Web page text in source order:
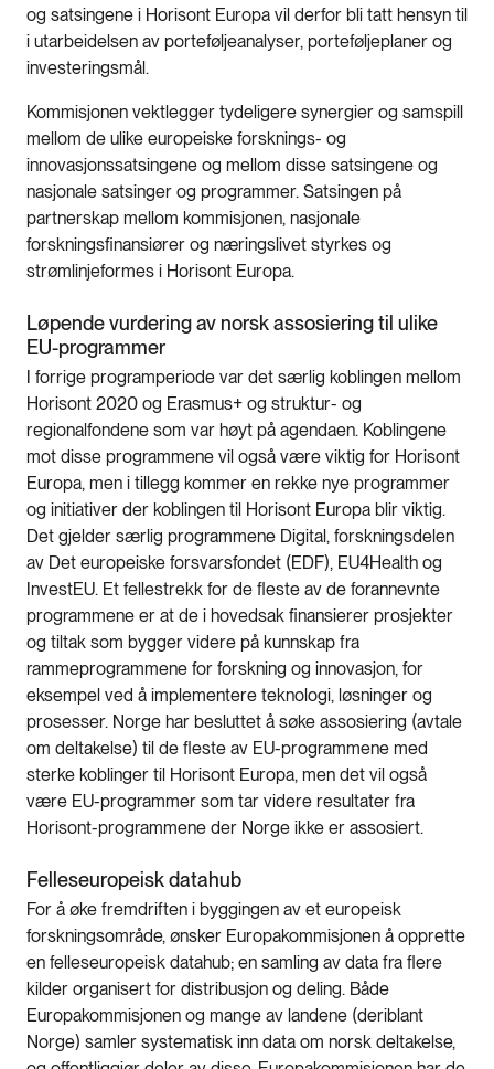
og satsingene i Horisont Europa vil derfor bli tatt hensyn til
i utarbeidelsen av porteføljeanalyser, porteføljeplaner og
investeringsmål.
Kommisjonen vektlegger tydeligere synergier og samspill
mellom de ulike europeiske forsknings- og
innovasjonssatsingene og mellom disse satsingene og
nasjonale satsinger og programmer. Satsingen på
partnerskap mellom kommisjonen, nasjonale
forskningsfinansiører og næringslivet styrkes og
strømlinjeformes i Horisont Europa.
Løpende vurdering av norsk assosiering til ulike
EU-programmer
I forrige programperiode var det særlig koblingen mellom
Horisont 2020 og Erasmus+ og struktur- og
regionalfondene som var høyt på agendaen. Koblingene
mot disse programmene vil også være viktig for Horisont
Europa, men i tillegg kommer en rekke nye programmer
og initiativer der koblingen til Horisont Europa blir viktig.
Det gjelder særlig programmene Digital, forskningsdelen
av Det europeiske forsvarsfondet (EDF), EU4Health og
InvestEU. Et fellestrekk for de fleste av de forannevnte
programmene er at de i hovedsak finansierer prosjekter
og tiltak som bygger videre på kunnskap fra
rammeprogrammene for forskning og innovasjon, for
eksempel ved å implementere teknologi, løsninger og
prosesser. Norge har besluttet å søke assosiering (avtale
om deltakelse) til de fleste av EU-programmene med
sterke koblinger til Horisont Europa, men det vil også
være EU-programmer som tar videre resultater fra
Horisont-programmene der Norge ikke er assosiert.
Felleseuropeisk datahub
For å øke fremdriften i byggingen av et europeisk
forskningsområde, ønsker Europakommisjonen å opprette
en felleseuropeisk datahub; en samling av data fra flere
kilder organisert for distribusjon og deling. Både
Europakommisjonen og mange av landene (deriblant
Norge) samler systematisk inn data om norsk deltakelse,